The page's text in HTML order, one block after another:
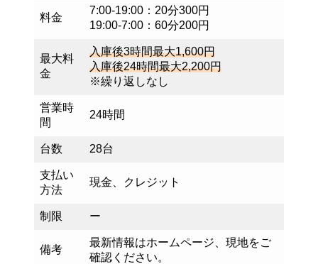
料金
7:00-19:00：20分300円
19:00-7:00：60分200円
最大料
金
入庫後3時間最大1,600円
入庫後24時間最大2,200円
※繰り返しなし
営業時
間
24時間
台数 28台
支払い
方法
現金、クレジット
制限 ー
備考
最新情報はホームページ、現地をご
確認ください。